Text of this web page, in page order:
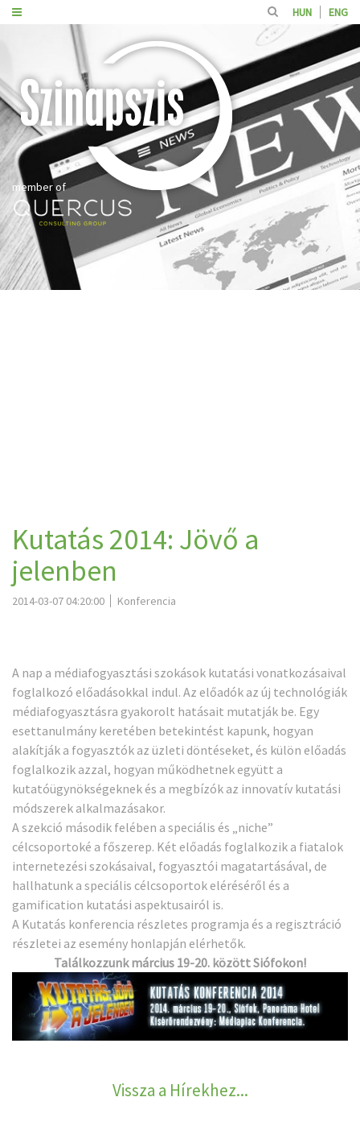
HUN ENG
member of
Kutatás 2014: Jövő a
jelenben
2014-03-07 04:20:00 Konferencia
A nap a médiafogyasztási szokások kutatási vonatkozásaival
foglalkozó előadásokkal indul. Az előadók az új technológiák
médiafogyasztásra gyakorolt hatásait mutatják be. Egy
esettanulmány keretében betekintést kapunk, hogyan
alakítják a fogyasztók az üzleti döntéseket, és külön előadás
foglalkozik azzal, hogyan működhetnek együtt a
kutatóügynökségeknek és a megbízók az innovatív kutatási
módszerek alkalmazásakor.
A szekció második felében a speciális és „niche”
célcsoportoké a főszerep. Két előadás foglalkozik a fiatalok
internetezési szokásaival, fogyasztói magatartásával, de
hallhatunk a speciális célcsoportok eléréséről és a
gamification kutatási aspektusairól is.
A Kutatás konferencia részletes programja és a regisztráció
részletei az esemény honlapján elérhetők.
Találkozzunk március 19-20. között Siófokon!
Vissza a Hírekhez...